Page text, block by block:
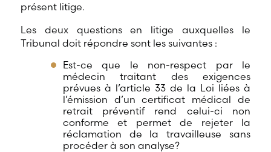
présent litige.
Les deux questions en litige auxquelles le
Tribunal doit répondre sont les suivantes :
Est-ce que le non-respect par le
médecin traitant des exigences
prévues à l’article 33 de la Loi liées à
l’émission d’un certificat médical de
retrait préventif rend celui-ci non
conforme et permet de rejeter la
réclamation de la travailleuse sans
procéder à son analyse?